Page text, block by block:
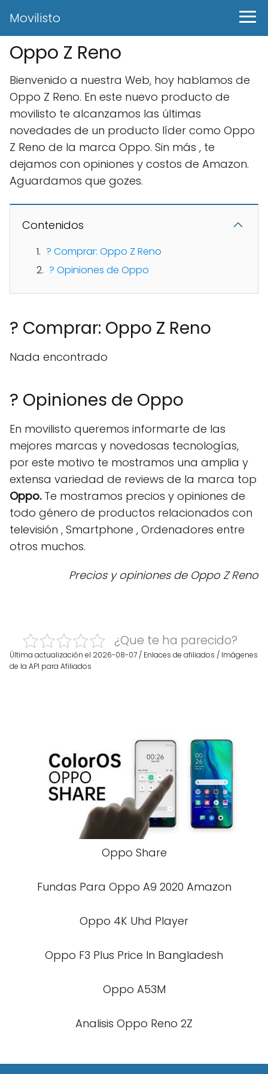
Movilisto
Oppo Z Reno
Bienvenido a nuestra Web, hoy hablamos de
Oppo Z Reno. En este nuevo producto de
movilisto te alcanzamos las últimas
novedades de un producto líder como Oppo
Z Reno de la marca Oppo. Sin más , te
dejamos con opiniones y costos de Amazon.
Aguardamos que gozes.
Contenidos
? Comprar: Oppo Z Reno
? Opiniones de Oppo
? Comprar: Oppo Z Reno
Nada encontrado
? Opiniones de Oppo
En movilisto queremos informarte de las
mejores marcas y novedosas tecnologías,
por este motivo te mostramos una amplia y
extensa variedad de reviews de la marca top
Oppo.Te mostramos precios y opiniones de
todo género de productos relacionados con
televisión , Smartphone , Ordenadores entre
otros muchos.
Precios y opiniones de Oppo Z Reno
¿Que te ha parecido?
Última actualización el 2026-08-07 / Enlaces de afiliados / Imágenes
de la API para Afiliados
Oppo Share
Fundas Para Oppo A9 2020 Amazon
Oppo 4K Uhd Player
Oppo F3 Plus Price In Bangladesh
Oppo A53M
Analisis Oppo Reno 2Z